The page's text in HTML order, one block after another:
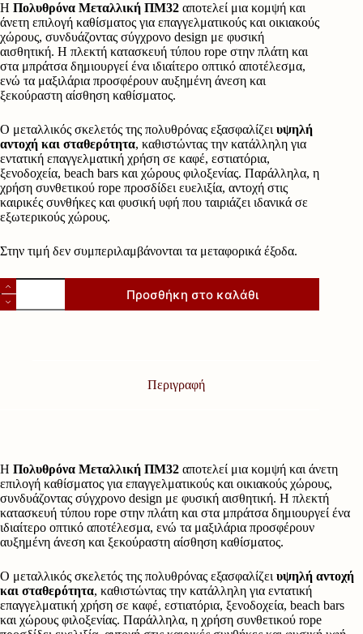
Η Πολυθρόνα Μεταλλική ΠΜ32 αποτελεί μια κομψή και
άνετη επιλογή καθίσματος για επαγγελματικούς και οικιακούς
χώρους, συνδυάζοντας σύγχρονο design με φυσική
αισθητική. Η πλεκτή κατασκευή τύπου rope στην πλάτη και
στα μπράτσα δημιουργεί ένα ιδιαίτερο οπτικό αποτέλεσμα,
ενώ τα μαξιλάρια προσφέρουν αυξημένη άνεση και
ξεκούραστη αίσθηση καθίσματος.
Ο μεταλλικός σκελετός της πολυθρόνας εξασφαλίζει υψηλή
αντοχή και σταθερότητα, καθιστώντας την κατάλληλη για
εντατική επαγγελματική χρήση σε καφέ, εστιατόρια,
ξενοδοχεία, beach bars και χώρους φιλοξενίας. Παράλληλα, η
χρήση συνθετικού rope προσδίδει ευελιξία, αντοχή στις
καιρικές συνθήκες και φυσική υφή που ταιριάζει ιδανικά σε
εξωτερικούς χώρους.
Στην τιμή δεν συμπεριλαμβάνονται τα μεταφορικά έξοδα.
Πολυθρόνα
Μεταλλική
ΠΜ32
Προσθήκη στο καλάθι
Περιγραφή
Η Πολυθρόνα Μεταλλική ΠΜ32 αποτελεί μια κομψή και άνετη
επιλογή καθίσματος για επαγγελματικούς και οικιακούς χώρους,
συνδυάζοντας σύγχρονο design με φυσική αισθητική. Η πλεκτή
κατασκευή τύπου rope στην πλάτη και στα μπράτσα δημιουργεί ένα
ιδιαίτερο οπτικό αποτέλεσμα, ενώ τα μαξιλάρια προσφέρουν
αυξημένη άνεση και ξεκούραστη αίσθηση καθίσματος.
Ο μεταλλικός σκελετός της πολυθρόνας εξασφαλίζει υψηλή αντοχή
και σταθερότητα, καθιστώντας την κατάλληλη για εντατική
επαγγελματική χρήση σε καφέ, εστιατόρια, ξενοδοχεία, beach bars
και χώρους φιλοξενίας. Παράλληλα, η χρήση συνθετικού rope